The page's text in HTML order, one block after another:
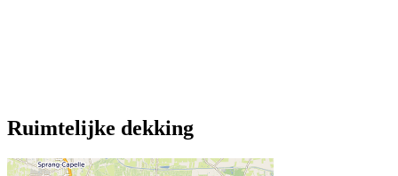
Ruimtelijke dekking